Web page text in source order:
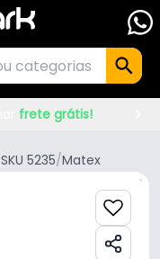
frete grátis!
SKU 5235/Matex